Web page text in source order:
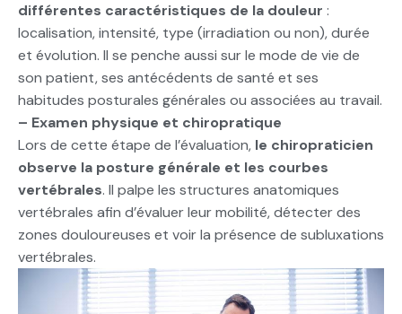
différentes caractéristiques de la douleur :
localisation, intensité, type (irradiation ou non), durée
et évolution. Il se penche aussi sur le mode de vie de
son patient, ses antécédents de santé et ses
habitudes posturales générales ou associées au travail.
– Examen physique et chiropratique
Lors de cette étape de l’évaluation, le chiropraticien
observe la posture générale et les courbes
vertébrales. Il palpe les structures anatomiques
vertébrales afin d’évaluer leur mobilité, détecter des
zones douloureuses et voir la présence de subluxations
vertébrales.